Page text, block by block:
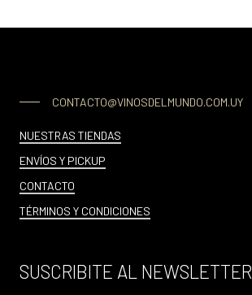
CONTACTO@VINOSDELMUNDO.COM.UY
NUESTRAS TIENDAS
ENVÍOS Y PICKUP
CONTACTO
TÉRMINOS Y CONDICIONES
SUSCRIBITE AL NEWSLETTER